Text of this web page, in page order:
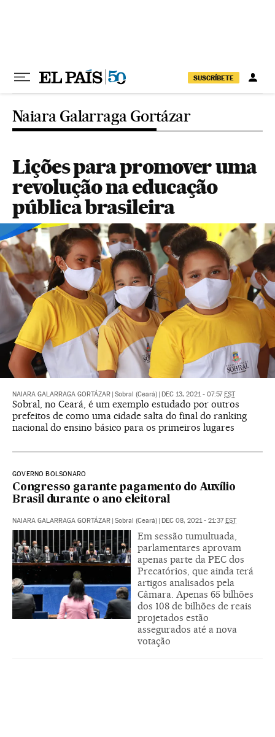
SUSCRÍBETE
Naiara Galarraga Gortázar
Lições para promover uma
revolução na educação
pública brasileira
NAIARA GALARRAGA GORTÁZAR Sobral (Ceará) DEC 13, 2021 - 07:57 EST
Sobral, no Ceará, é um exemplo estudado por outros
prefeitos de como uma cidade salta do final do ranking
nacional do ensino básico para os primeiros lugares
GOVERNO BOLSONARO
Congresso garante pagamento do Auxílio
Brasil durante o ano eleitoral
NAIARA GALARRAGA GORTÁZAR Sobral (Ceará) DEC 08, 2021 - 21:37 EST
Em sessão tumultuada,
parlamentares aprovam
apenas parte da PEC dos
Precatórios, que ainda terá
artigos analisados pela
Câmara. Apenas 65 bilhões
dos 108 de bilhões de reais
projetados estão
assegurados até a nova
votação